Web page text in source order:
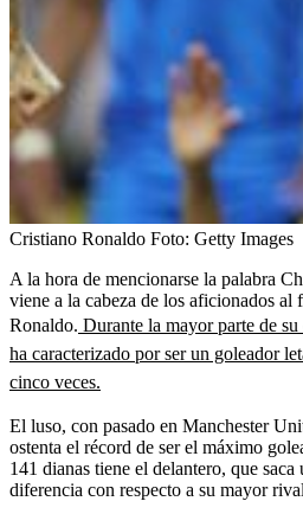
Cristiano Ronaldo Foto: Getty Images
A la hora de mencionarse la palabra
viene a la cabeza de los aficionados
Ronaldo. Durante la mayor parte de
ha caracterizado por ser un goleador
cinco veces.
El luso, con pasado en Manchester
ostenta el récord de ser el máximo
141 dianas tiene el delantero, que
diferencia con respecto a su mayor